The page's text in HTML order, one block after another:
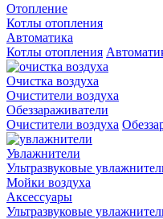
Отопление
Котлы отопления
Автоматика
Котлы отопления
Очистка воздуха
Очистители воздуха
Обеззараживатели
Очистители воздуха
Увлажнители
Ультразвуковые
Мойки воздуха
Аксессуары
Ультразвуковые